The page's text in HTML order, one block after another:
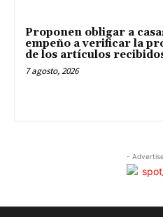
Proponen obligar a
empeño a verificar la
de los artículos
7 agosto, 2026
-